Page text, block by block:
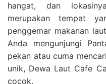
hangat, dan
merupakan tempat
penggemar makanan
Anda mengunjungi
pekan atau cuma
unik, Dewa Laut Cafe
cocok.